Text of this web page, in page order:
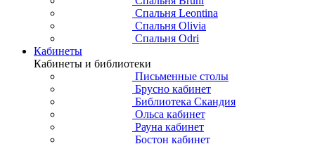
Спальня Leontina
Спальня Olivia
Спальня Odri
Кабинеты
Кабинеты и библиотеки
Письменные столы
Брусно кабинет
Библиотека Скандия
Ольса кабинет
Рауна кабинет
Бостон кабинет